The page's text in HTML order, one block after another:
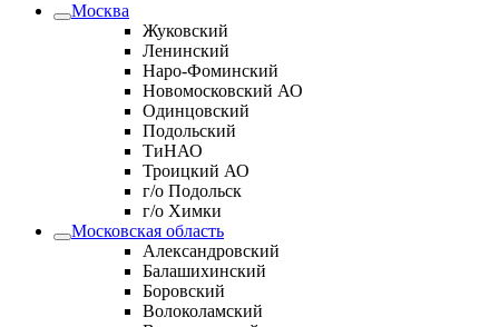
Москва
Жуковский
Ленинский
Наро-Фоминский
Новомосковский АО
Одинцовский
Подольский
ТиНАО
Троицкий АО
г/о Подольск
г/о Химки
Московская область
Александровский
Балашихинский
Боровский
Волоколамский